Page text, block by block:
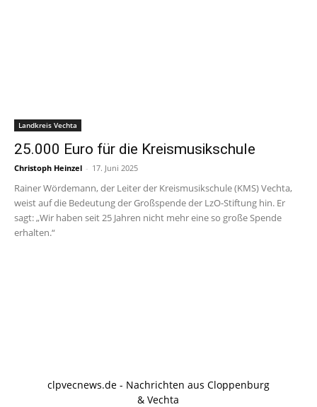
Landkreis Vechta
25.000 Euro für die Kreismusikschule
Christoph Heinzel - 17. Juni 2025
Rainer Wördemann, der Leiter der Kreismusikschule (KMS) Vechta,
weist auf die Bedeutung der Großspende der LzO-Stiftung hin. Er
sagt: „Wir haben seit 25 Jahren nicht mehr eine so große Spende
erhalten.“
clpvecnews.de - Nachrichten aus Cloppenburg
& Vechta